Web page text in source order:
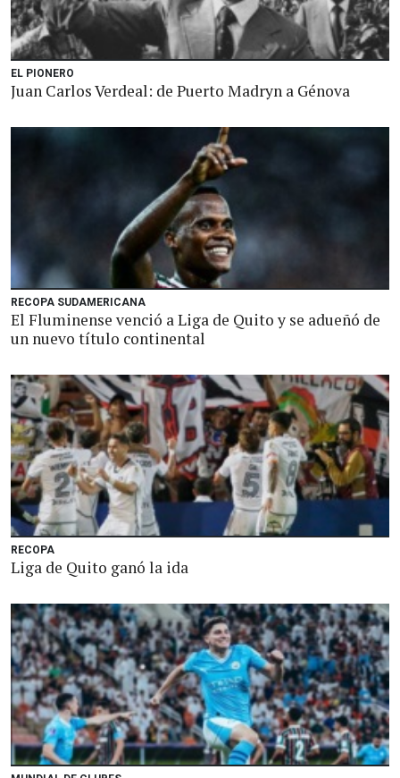
EL PIONERO
Juan Carlos Verdeal: de Puerto Madryn a Génova
RECOPA SUDAMERICANA
El Fluminense venció a Liga de Quito y se adueñó de
un nuevo título continental
RECOPA
Liga de Quito ganó la ida